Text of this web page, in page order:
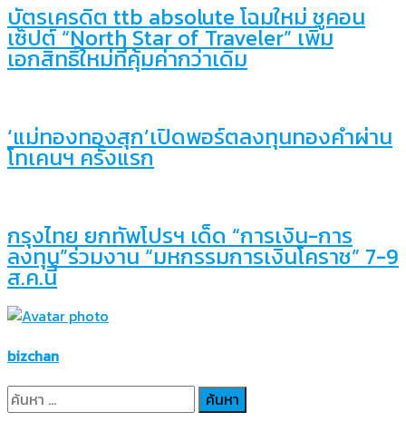
บัตรเครดิต ttb absolute โฉมใหม่ ชูคอน
เซ็ปต์ “North Star of Traveler” เพิ่ม
เอกสิทธิ์ใหม่ที่คุ้มค่ากว่าเดิม
‘แม่ทองทองสุก’เปิดพอร์ตลงทุนทองคำผ่าน
โทเคนฯ ครั้งแรก
กรุงไทย ยกทัพโปรฯ เด็ด “การเงิน-การ
ลงทุน”ร่วมงาน “มหกรรมการเงินโคราช” 7-9
ส.ค.นี้
bizchan
ค้นหา
สำหรับ: